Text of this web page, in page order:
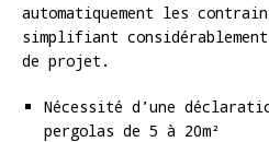
automatiquement les
simplifiant
de projet.
Nécessité d’une
pergolas de 5 à 20m²